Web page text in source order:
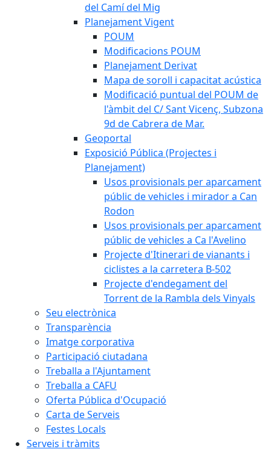
del Camí del Mig
Planejament Vigent
POUM
Modificacions POUM
Planejament Derivat
Mapa de soroll i capacitat acústica
Modificació puntual del POUM de
l'àmbit del C/ Sant Vicenç, Subzona
9d de Cabrera de Mar.
Geoportal
Exposició Pública (Projectes i
Planejament)
Usos provisionals per aparcament
públic de vehicles i mirador a Can
Rodon
Usos provisionals per aparcament
públic de vehicles a Ca l'Avelino
Projecte d'Itinerari de vianants i
ciclistes a la carretera B-502
Projecte d'endegament del
Torrent de la Rambla dels Vinyals
Seu electrònica
Transparència
Imatge corporativa
Participació ciutadana
Treballa a l'Ajuntament
Treballa a CAFU
Oferta Pública d'Ocupació
Carta de Serveis
Festes Locals
Serveis i tràmits